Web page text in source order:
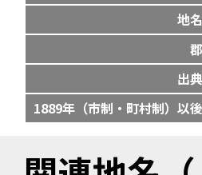
地名
郡
出典
1889年（市制・町村制）以後